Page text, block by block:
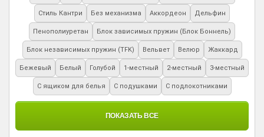
Стиль Кантри Без механизма Аккордеон Дельфин
Пенополиуретан Блок зависимых пружин (Блок Боннель)
Блок независимых пружин (TFK) Вельвет Велюр Жаккард
Бежевый Белый Голубой 1-местный 2-местный 3-местный
С ящиком для белья С подушками С подлокотниками
ПОКАЗАТЬ ВСЕ